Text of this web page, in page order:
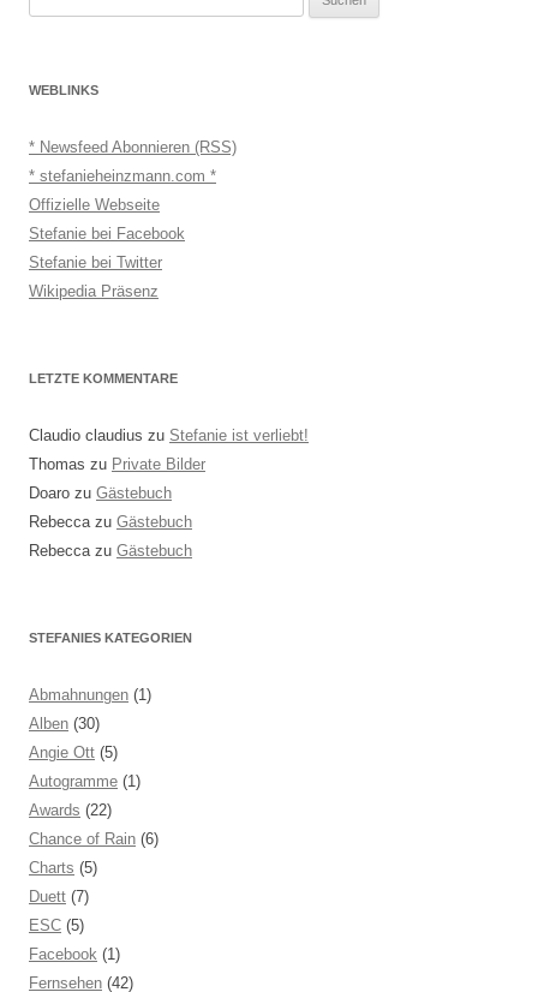
WEBLINKS
* Newsfeed Abonnieren (RSS)
* stefanieheinzmann.com *
Offizielle Webseite
Stefanie bei Facebook
Stefanie bei Twitter
Wikipedia Präsenz
LETZTE KOMMENTARE
Claudio claudius zu Stefanie ist verliebt!
Thomas zu Private Bilder
Doaro zu Gästebuch
Rebeccazu Gästebuch
Rebeccazu Gästebuch
STEFANIES KATEGORIEN
Abmahnungen (1)
Alben (30)
Angie Ott (5)
Autogramme (1)
Awards (22)
Chance of Rain (6)
Charts (5)
Duett (7)
ESC (5)
Facebook (1)
Fernsehen (42)